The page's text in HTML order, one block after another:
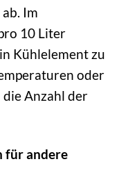
Im
10 Liter
Kühlelement zu
oder
Anzahl der
für andere